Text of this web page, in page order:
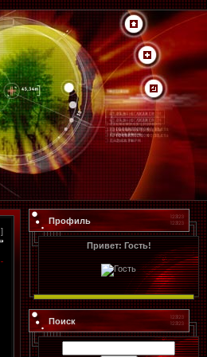
]
Профиль
Привет: Гость!
Поиск